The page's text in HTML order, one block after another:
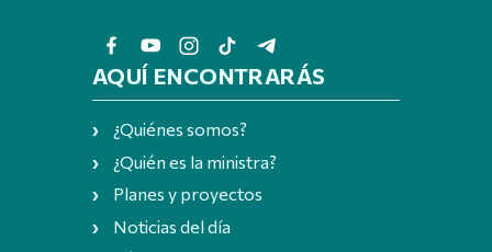
AQUÍ ENCONTRARÁS
¿Quiénes somos?
¿Quién es la ministra?
Planes y proyectos
Noticias del día